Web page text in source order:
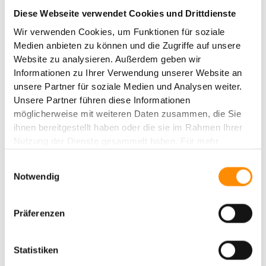
Diese Webseite verwendet Cookies und Drittdienste
Wir verwenden Cookies, um Funktionen für soziale
Medien anbieten zu können und die Zugriffe auf unsere
Website zu analysieren. Außerdem geben wir
Informationen zu Ihrer Verwendung unserer Website an
unsere Partner für soziale Medien und Analysen weiter.
Unsere Partner führen diese Informationen
möglicherweise mit weiteren Daten zusammen, die Sie
ihnen bereitgestellt haben oder die sie im Rahmen Ihrer
Notwendig
Präferenzen
Statistiken
Sie sagen es. In Zeiten wie diesen braucht es
Demut, Zurückhaltung, Besonnenheit und
Umsicht. Jetzt gilt es, wieder mehr Geld
einzunehmen als auszugeben, die eigenen
Vorzüge herauszuarbeiten, sich gezielt vom
Wettbewerb abzugrenzen. Die schlichten
Grundlagen des unternehmerischen Denkens
Erfolg.
Krisentaktung, langfristig zu
planen?